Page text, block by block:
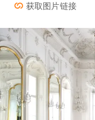
获取图片链接